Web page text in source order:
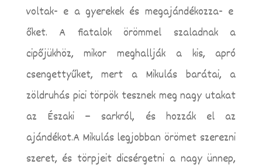
voltak- e a gyerekek és megajándékozza- e
őket. A fiatalok örömmel szaladnak a
cipőjükhöz, mikor meghallják a kis, apró
csengettyűket, mert a Mikulás barátai, a
zöldruhás pici törpök tesznek meg nagy utakat
az Északi – sarkról, és hozzák el az
ajándékot.A Mikulás legjobban örömet szerezni
szeret, és törpjeit dicsérgetni a nagy ünnep,